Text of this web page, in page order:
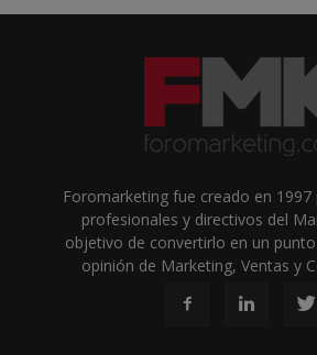
Foromarketing fue creado en
profesionales y directivos del
objetivo de convertirlo en un
opinión de Marketing, Ventas y